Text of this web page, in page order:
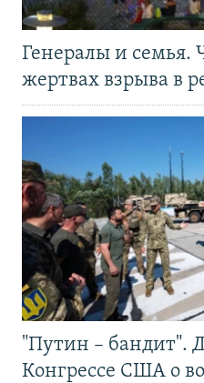
Генералы и семья.
жертвах взрыва в
"Путин – бандит".
Конгрессе США о